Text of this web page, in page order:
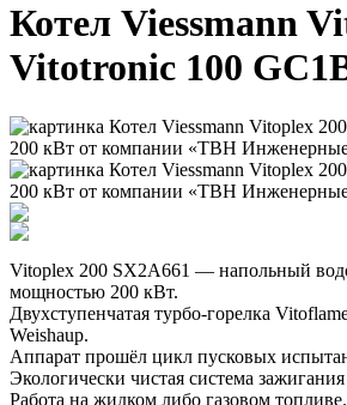
Котел Viessmann
Vitotronic 100
Vitoplex 200 SX2A661 — напольный
мощностью 200 кВт.
Двухступенчатая турбо-горелка
Weishaup.
Аппарат прошёл цикл пусковых
Экологически чистая система
Работа на жидком либо газовом топливе.